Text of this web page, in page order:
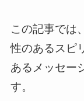
この記事では
性のあるスピ
あるメッセー
す。